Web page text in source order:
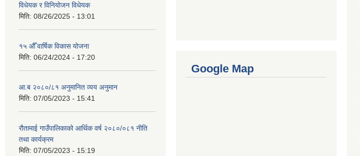
विधेयक र विनियोजन विधेयक
मिति: 08/26/2025 - 13:01
१५ औँ वार्षिक विकास योजना
मिति: 06/24/2024 - 17:20
आ.ब २०८०/८१ अनुमानित व्यय अनुमान
मिति: 07/05/2023 - 15:41
रौतामाई गाउँपालिकाको आर्थिक वर्ष २०८०/०८१ नीति
तथा कार्यक्रम
मिति: 07/05/2023 - 15:19
Google Map